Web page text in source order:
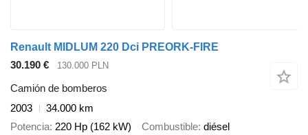
Renault MIDLUM 220 Dci PREORK-FIRE
30.190 €
130.000 PLN
Camión de bomberos
2003
34.000 km
Potencia 220 Hp (162 kW) Combustible diésel